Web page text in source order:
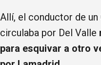
Allí, el conductor de
circulaba por Del Valle
para esquivar a otro